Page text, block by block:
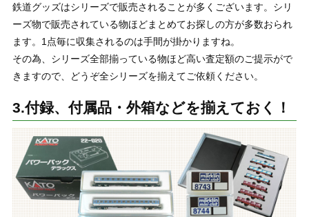
鉄道グッズはシリーズで販売されることが多くございます。シリ
ーズ物で販売されている物ほどまとめてお探しの方が多数おられ
ます。1点毎に収集されるのは手間が掛かりますね。
その為、シリーズ全部揃っている物ほど高い査定額のご提示がで
きますので、どうぞ全シリーズを揃えてご依頼ください。
3.付録、付属品・外箱などを揃えておく！